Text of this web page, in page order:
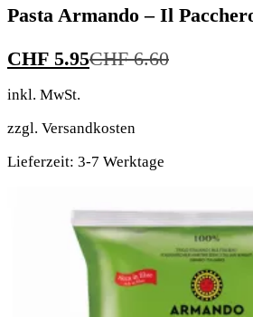
Pasta Armando – Il
CHF 5.95CHF6.60
inkl. MwSt.
zzgl. Versandkosten
Lieferzeit: 3-7 Werktage